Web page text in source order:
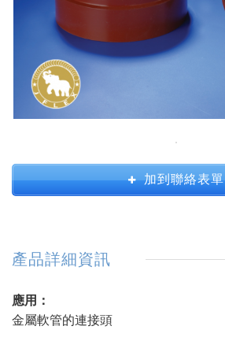
加到聯絡表單
產品詳細資訊
應用：
金屬軟管的連接頭